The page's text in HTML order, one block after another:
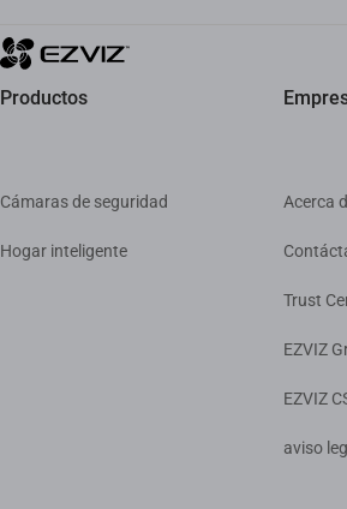
Productos
Cámaras de seguridad
Hogar inteligente
Acerca
Trust
EZVIZ
EZVIZ
aviso